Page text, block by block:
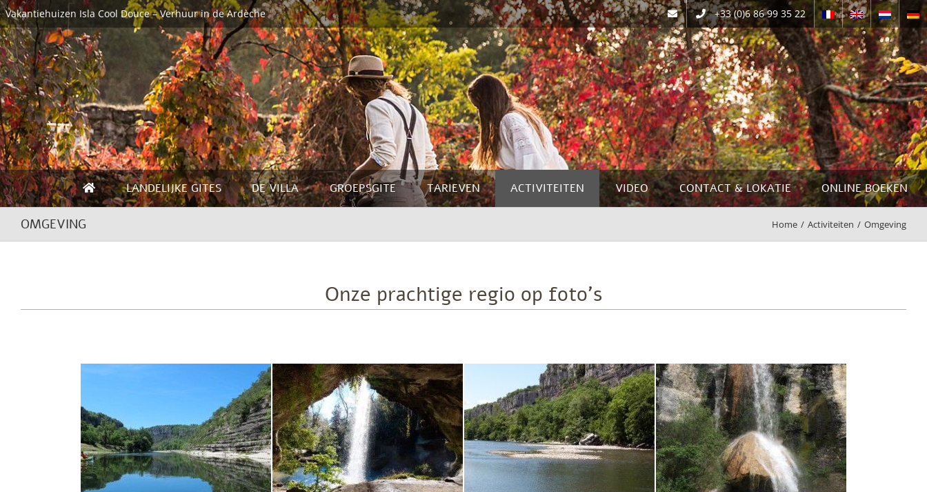
Skip
to
content
Vakantiehuizen Isla Cool Douce – Verhuur in de Ardèche
contact@gitesislacooldouce.fr
+33 (0)6 86 99 35 22
LANDELIJKE GITES DE VILLA GROEPSGITE TARIEVEN ACTIVITEITEN VIDEO CONTACT & LOKATIE ONLINE BOEKEN
OMGEVING Home / Activiteiten / Omgeving
Onze prachtige regio op foto’s